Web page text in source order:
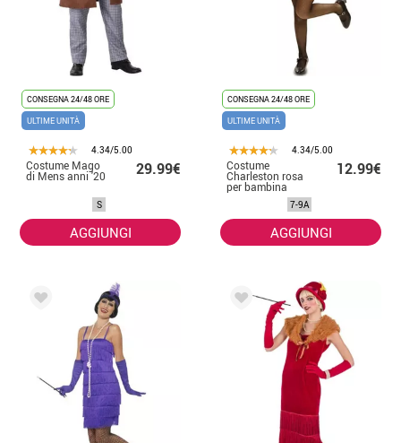
CONSEGNA 24/48 ORE
ULTIME UNITÀ
4.34/5.00
Costume Mago
di Mens anni '20 29.99€
S
AGGIUNGI
CONSEGNA 24/48 ORE
ULTIME UNITÀ
4.34/5.00
Costume
Charleston rosa
per bambina
12.99€
7-9A
AGGIUNGI